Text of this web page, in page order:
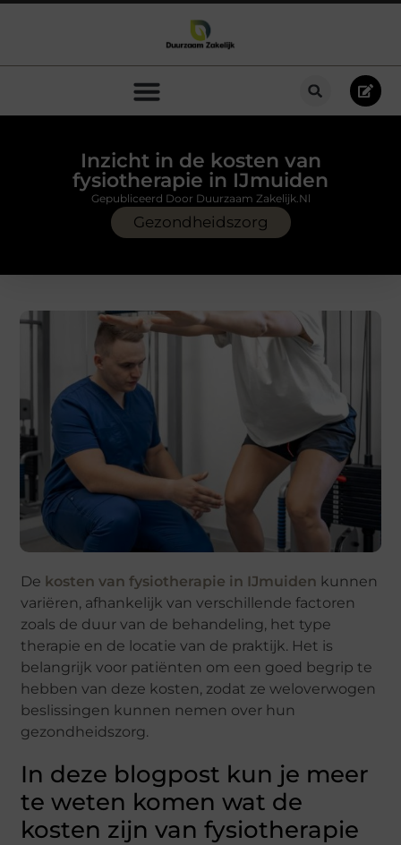
Inzicht in de kosten van
fysiotherapie in IJmuiden
Gezondheidszorg
Gepubliceerd Door Duurzaam Zakelijk.nl
De kosten van fysiotherapie in IJmuiden kunnen
variëren, afhankelijk van verschillende factoren
zoals de duur van de behandeling, het type
therapie en de locatie van de praktijk. Het is
belangrijk voor patiënten om een goed begrip te
hebben van deze kosten, zodat ze weloverwogen
beslissingen kunnen nemen over hun
gezondheidszorg.
In deze blogpost kun je meer
te weten komen wat de
kosten zijn van fysiotherapie